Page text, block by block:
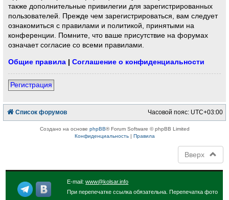
также дополнительные привилегии для зарегистрированных
пользователей. Прежде чем зарегистрироваться, вам следует
ознакомиться с правилами и политикой, принятыми на
конференции. Помните, что ваше присутствие на форумах
означает согласие со всеми правилами.
Общие правила |Соглашение о конфиденциальности
Регистрация
Список форумов Часовой пояс: UTC+03:00
Создано на основе phpBB® Forum Software © phpBB Limited
Конфиденциальность| Правила
Вверх
E-mail:www@kolsar.info
При перепечатке ссылка обязательна. Перепечатка фото